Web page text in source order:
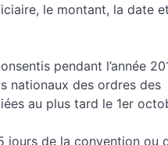
le montant, la date
pendant l’année
nationaux des ordres des
au plus tard le 1er
jours de la convention ou